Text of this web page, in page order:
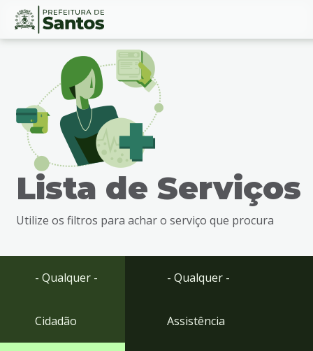
Ir
busca
Ir
Conteúdo
Lista de Serviços
Utilize os filtros para achar o serviço que procura
- Qualquer -
Cidadão
- Qualquer -
Assistência